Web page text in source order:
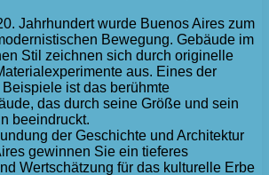
Jahrhundert wurde Buenos Aires zum
Bewegung. Gebäude im
Stil zeichnen sich durch originelle
aus. Eines der
ist das berühmte
das durch seine Größe und sein
beeindruckt.
der Geschichte und Architektur
gewinnen Sie ein tieferes
Wertschätzung für das kulturelle Erbe